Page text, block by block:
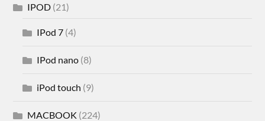
IPOD (21)
IPod 7 (4)
IPod nano (8)
iPod touch (9)
MACBOOK (224)